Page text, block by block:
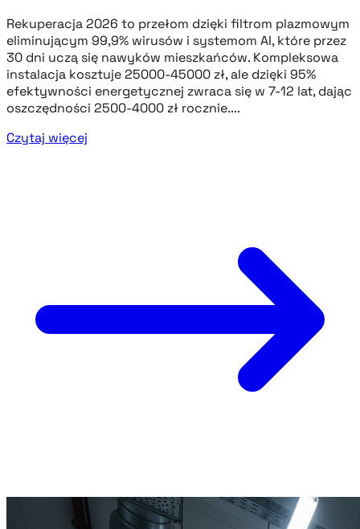
Rekuperacja 2026 to przełom dzięki filtrom plazmowym
eliminującym 99,9% wirusów i systemom AI, które przez
30 dni uczą się nawyków mieszkańców. Kompleksowa
instalacja kosztuje 25000-45000 zł, ale dzięki 95%
efektywności energetycznej zwraca się w 7-12 lat, dając
oszczędności 2500-4000 zł rocznie....
Czytaj więcej